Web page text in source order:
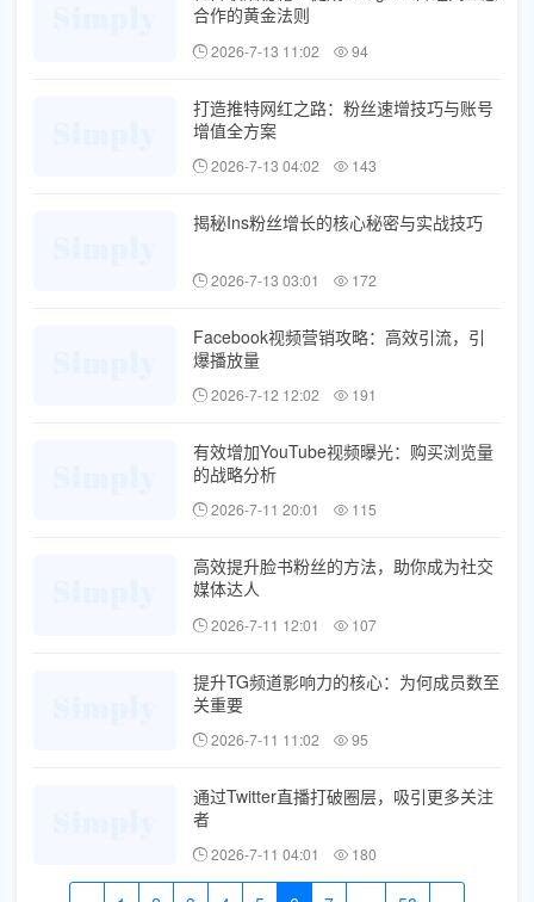
合作的黄金法则
2026-7-13 11:02 94
打造推特网红之路：粉丝速增技巧与账号
增值全方案
2026-7-13 04:02 143
揭秘Ins粉丝增长的核心秘密与实战技巧
2026-7-13 03:01 172
Facebook视频营销攻略：高效引流，引
爆播放量
2026-7-12 12:02 191
有效增加YouTube视频曝光：购买浏览量
的战略分析
2026-7-11 20:01 115
高效提升脸书粉丝的方法，助你成为社交
媒体达人
2026-7-11 12:01 107
提升TG频道影响力的核心：为何成员数至
关重要
2026-7-11 11:02 95
通过Twitter直播打破圈层，吸引更多关注
者
2026-7-11 04:01 180